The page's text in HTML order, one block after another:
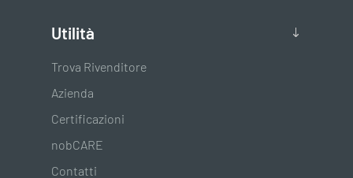
Utilità
Trova Rivenditore
Azienda
Certificazioni
nobCARE
Contatti